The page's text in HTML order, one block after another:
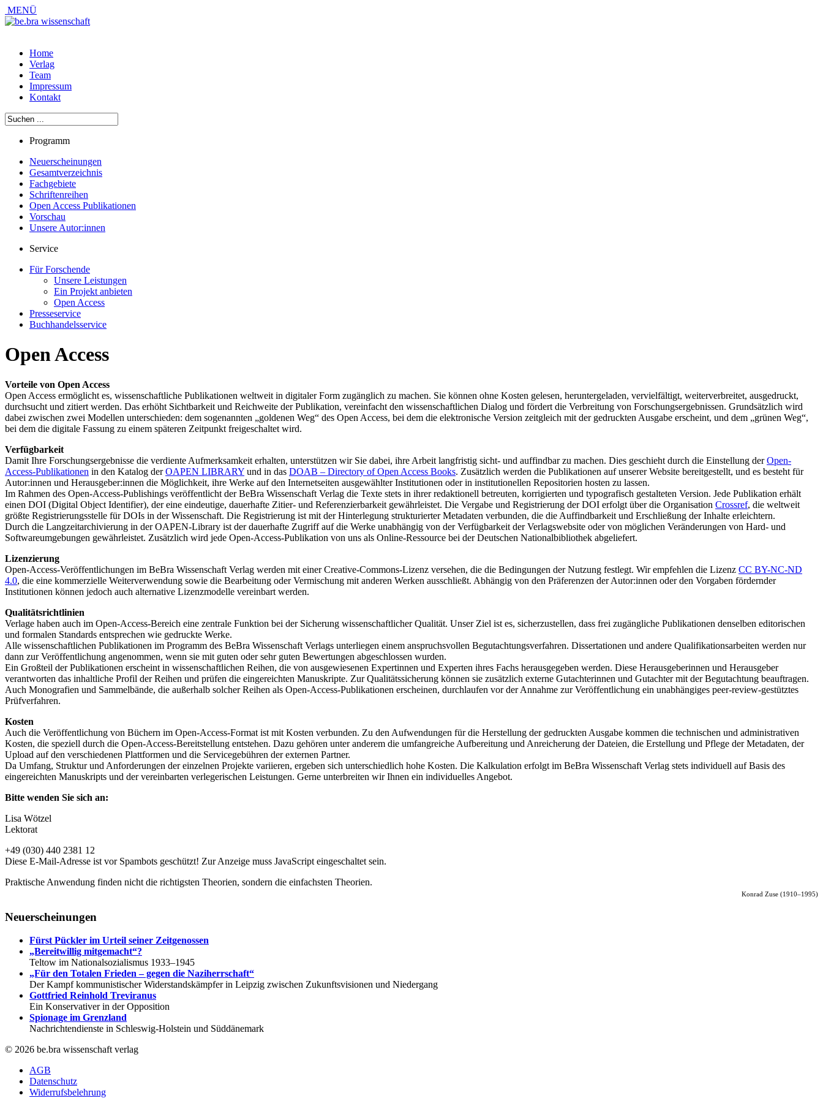
MENÜ
Home
Verlag
Team
Impressum
Kontakt
Programm
Neuerscheinungen
Gesamtverzeichnis
Fachgebiete
Schriftenreihen
Open Access Publikationen
Vorschau
Unsere Autor:innen
Service
Für Forschende
Unsere Leistungen
Ein Projekt anbieten
Open Access
Presseservice
Buchhandelsservice
Open Access
Vorteile von Open Access
Open Access ermöglicht es, wissenschaftliche Publikationen weltweit in digitaler Form zugänglich zu machen. Sie können ohne Kosten gelesen, heruntergeladen, vervielfältigt, weiterverbreitet, ausgedruckt,
durchsucht und zitiert werden. Das erhöht Sichtbarkeit und Reichweite der Publikation, vereinfacht den wissenschaftlichen Dialog und fördert die Verbreitung von Forschungsergebnissen. Grundsätzlich wird
dabei zwischen zwei Modellen unterschieden: dem sogenannten „goldenen Weg“ des Open Access, bei dem die elektronische Version zeitgleich mit der gedruckten Ausgabe erscheint, und dem „grünen Weg“,
bei dem die digitale Fassung zu einem späteren Zeitpunkt freigeschaltet wird.
Verfügbarkeit
Damit Ihre Forschungsergebnisse die verdiente Aufmerksamkeit erhalten, unterstützen wir Sie dabei, ihre Arbeit langfristig sicht- und auffindbar zu machen. Dies geschieht durch die Einstellung derOpen-
Access-Publikationen in den Katalog derOAPEN LIBRARY und in das DOAB – Directory of Open Access Books. Zusätzlich werden die Publikationen auf unserer Website bereitgestellt, und es besteht für
Autor:innen und Herausgeber:innen die Möglichkeit, ihre Werke auf den Internetseiten ausgewählter Institutionen oder in institutionellen Repositorien hosten zu lassen.
Im Rahmen des Open-Access-Publishings veröffentlicht der BeBra Wissenschaft Verlag die Texte stets in ihrer redaktionell betreuten, korrigierten und typografisch gestalteten Version. Jede Publikation erhält
einen DOI (Digital Object Identifier), der eine eindeutige, dauerhafte Zitier- und Referenzierbarkeit gewährleistet. Die Vergabe und Registrierung der DOI erfolgt über die Organisation Crossref, die weltweit
größte Registrierungsstelle für DOIs in der Wissenschaft. Die Registrierung ist mit der Hinterlegung strukturierter Metadaten verbunden, die die Auffindbarkeit und Erschließung der Inhalte erleichtern.
Durch die Langzeitarchivierung in der OAPEN-Library ist der dauerhafte Zugriff auf die Werke unabhängig von der Verfügbarkeit der Verlagswebsite oder von möglichen Veränderungen von Hard- und
Softwareumgebungen gewährleistet. Zusätzlich wird jede Open-Access-Publikation von uns als Online-Ressource bei der Deutschen Nationalbibliothek abgeliefert.
Lizenzierung
Open-Access-Veröffentlichungen im BeBra Wissenschaft Verlag werden mit einer Creative-Commons-Lizenz versehen, die die Bedingungen der Nutzung festlegt. Wir empfehlen die Lizenz CC BY-NC-ND
4.0, die eine kommerzielle Weiterverwendung sowie die Bearbeitung oder Vermischung mit anderen Werken ausschließt. Abhängig von den Präferenzen der Autor:innen oder den Vorgaben fördernder
Institutionen können jedoch auch alternative Lizenzmodelle vereinbart werden.
Qualitätsrichtlinien
Verlage haben auch im Open-Access-Bereich eine zentrale Funktion bei der Sicherung wissenschaftlicher Qualität. Unser Ziel ist es, sicherzustellen, dass frei zugängliche Publikationen denselben editorischen
und formalen Standards entsprechen wie gedruckte Werke.
Alle wissenschaftlichen Publikationen im Programm des BeBra Wissenschaft Verlags unterliegen einem anspruchsvollen Begutachtungsverfahren. Dissertationen und andere Qualifikationsarbeiten werden nur
dann zur Veröffentlichung angenommen, wenn sie mit guten oder sehr guten Bewertungen abgeschlossen wurden.
Ein Großteil der Publikationen erscheint in wissenschaftlichen Reihen, die von ausgewiesenen Expertinnen und Experten ihres Fachs herausgegeben werden. Diese Herausgeberinnen und Herausgeber
verantworten das inhaltliche Profil der Reihen und prüfen die eingereichten Manuskripte. Zur Qualitätssicherung können sie zusätzlich externe Gutachterinnen und Gutachter mit der Begutachtung beauftragen.
Auch Monografien und Sammelbände, die außerhalb solcher Reihen als Open-Access-Publikationen erscheinen, durchlaufen vor der Annahme zur Veröffentlichung ein unabhängiges peer-review-gestütztes
Prüfverfahren.
Kosten
Auch die Veröffentlichung von Büchern im Open-Access-Format ist mit Kosten verbunden. Zu den Aufwendungen für die Herstellung der gedruckten Ausgabe kommen die technischen und administrativen
Kosten, die speziell durch die Open-Access-Bereitstellung entstehen. Dazu gehören unter anderem die umfangreiche Aufbereitung und Anreicherung der Dateien, die Erstellung und Pflege der Metadaten, der
Upload auf den verschiedenen Plattformen und die Servicegebühren der externen Partner.
Da Umfang, Struktur und Anforderungen der einzelnen Projekte variieren, ergeben sich unterschiedlich hohe Kosten. Die Kalkulation erfolgt im BeBra Wissenschaft Verlag stets individuell auf Basis des
eingereichten Manuskripts und der vereinbarten verlegerischen Leistungen. Gerne unterbreiten wir Ihnen ein individuelles Angebot.
Bitte wenden Sie sich an:
Lisa Wötzel
Lektorat
+49 (030) 440 2381 12
Diese E-Mail-Adresse ist vor Spambots geschützt! Zur Anzeige muss JavaScript eingeschaltet sein.
Praktische Anwendung finden nicht die richtigsten Theorien, sondern die einfachsten Theorien.
Konrad Zuse (1910–1995)
Neuerscheinungen
Fürst Pückler im Urteil seiner Zeitgenossen
„Bereitwillig mitgemacht“?
Teltow im Nationalsozialismus 1933–1945
„Für den Totalen Frieden – gegen die Naziherrschaft“
Der Kampf kommunistischer Widerstandskämpfer in Leipzig zwischen Zukunftsvisionen und Niedergang
Gottfried Reinhold Treviranus
Ein Konservativer in der Opposition
Spionage im Grenzland
Nachrichtendienste in Schleswig-Holstein und Süddänemark
© 2026 be.bra wissenschaft verlag
AGB
Datenschutz
Widerrufsbelehrung